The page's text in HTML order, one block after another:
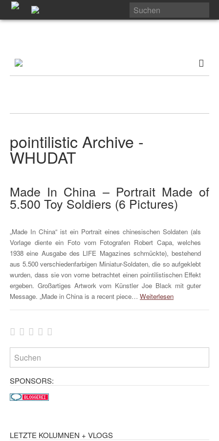
pointilistic Archive -
WHUDAT
Made In China – Portrait Made of
5.500 Toy Soldiers (6 Pictures)
„Made In China“ ist ein Portrait eines chinesischen Soldaten (als
Vorlage diente ein Foto vom Fotografen Robert Capa, welches
1938 eine Ausgabe des LIFE Magazines schmückte), bestehend
aus 5.500 verschiedenfarbigen Miniatur-Soldaten, die so aufgeklebt
wurden, dass sie von vorne betrachtet einen pointilistischen Effekt
ergeben. Großartiges Artwork vom Künstler Joe Black mit guter
Message. „Made in China is a recent piece… Weiterlesen
SPONSORS:
LETZTE KOLUMNEN + VLOGS